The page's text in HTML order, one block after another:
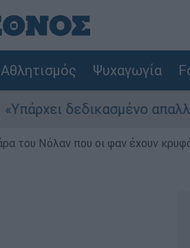
Αθλητισμός Ψυχαγωγία
απαλλακτικό για
του Νόλαν που οι φαν έχουν